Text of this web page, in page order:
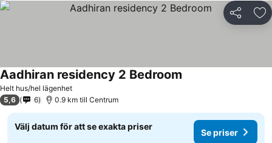
Dela
Helt hus/hel lägenhet
Aadhiran residency 2 Bedroom
5,6 6 0.9 km till Centrum
Välj datum för att se exakta priser
Se priser